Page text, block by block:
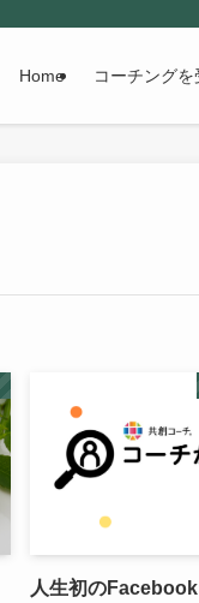
Home コーチングを
人生初の